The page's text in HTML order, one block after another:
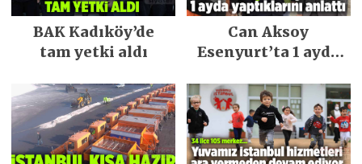
BAK Kadıköy’de
tam yetki aldı
Can Aksoy
Esenyurt’ta 1 ayda
anlattı